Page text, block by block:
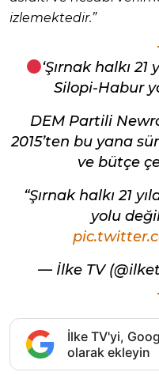
izlemektedir.”
‘Şırnak halkı 21
Silopi-Habur
DEM Partili
2015’ten bu yana
ve bütçe
“Şırnak halkı 21
yolu
— İlke TV
İlke TV'yi,
olarak ekleyin